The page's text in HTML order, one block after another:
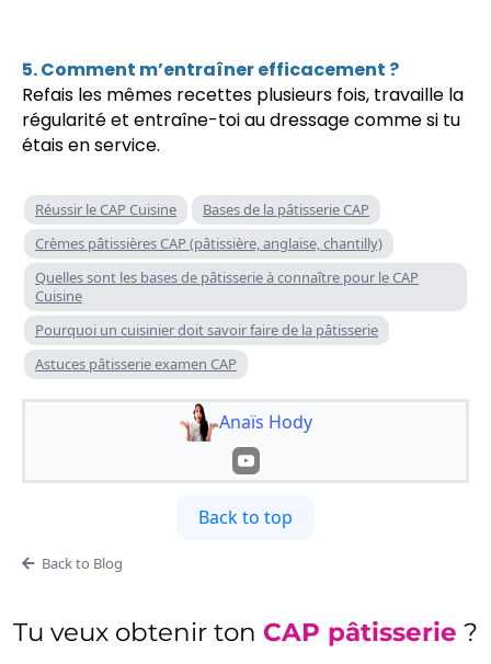
5. Comment m’entraîner efficacement ?
Refais les mêmes recettes plusieurs fois, travaille la
régularité et entraîne-toi au dressage comme si tu
étais en service.
Réussir le CAP Cuisine
Bases de la pâtisserie CAP
Crèmes pâtissières CAP (pâtissière, anglaise, chantilly)
Quelles sont les bases de pâtisserie à connaître pour le CAP
Cuisine
Pourquoi un cuisinier doit savoir faire de la pâtisserie
Astuces pâtisserie examen CAP
Anaïs Hody
Back to top
Back to Blog
Tu veux obtenir ton CAP pâtisserie ?